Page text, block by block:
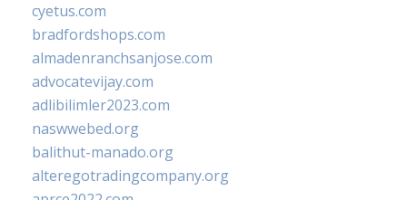
cyetus.com
bradfordshops.com
almadenranchsanjose.com
advocatevijay.com
adlibilimler2023.com
naswwebed.org
balithut-manado.org
alteregotradingcompany.org